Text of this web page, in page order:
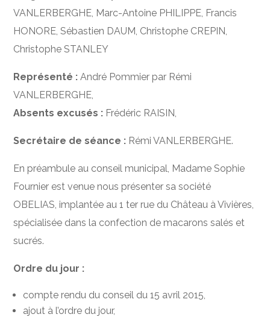
VANLERBERGHE, Marc-Antoine PHILIPPE, Francis
HONORE, Sébastien DAUM, Christophe CREPIN,
Christophe STANLEY
Représenté : André Pommier par Rémi
VANLERBERGHE,
Absents excusés : Frédéric RAISIN,
Secrétaire de séance : Rémi VANLERBERGHE.
En préambule au conseil municipal, Madame Sophie
Fournier est venue nous présenter sa société
OBELIAS, implantée au 1 ter rue du Château à Vivières,
spécialisée dans la confection de macarons salés et
sucrés.
Ordre du jour :
compte rendu du conseil du 15 avril 2015,
ajout à l’ordre du jour,